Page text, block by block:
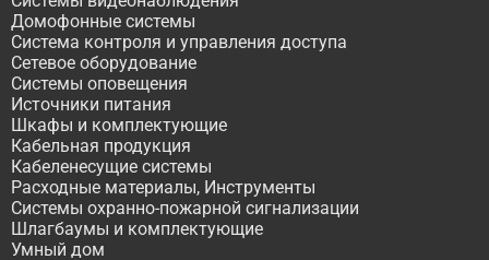
Домофонные системы
Система контроля и управления доступа
Сетевое оборудование
Системы оповещения
Источники питания
Шкафы и комплектующие
Кабельная продукция
Кабеленесущие системы
Расходные материалы, Инструменты
Системы охранно-пожарной сигнализации
Шлагбаумы и комплектующие
Умный дом